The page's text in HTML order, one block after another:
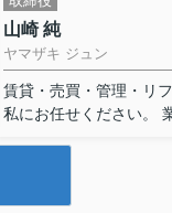
山崎 純
ヤマザキ ジュン
賃貸・売買・管理・リ
私にお任せください。